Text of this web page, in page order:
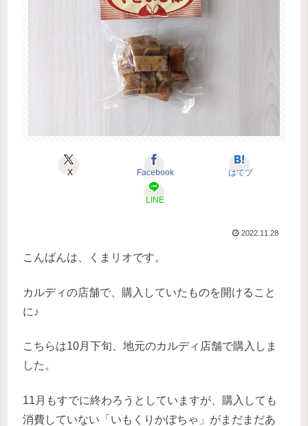
X Facebook はてブ
LINE
2022.11.28
こんばんは、くまリオです。
カルディの店舗で、購入していたものを開けること
に♪
こちらは10月下旬、地元のカルディ店舗で購入しま
した。
11月もすでに終わろうとしていますが、購入しても
消費していない「いもくりかぼちゃ」がまだまだあ